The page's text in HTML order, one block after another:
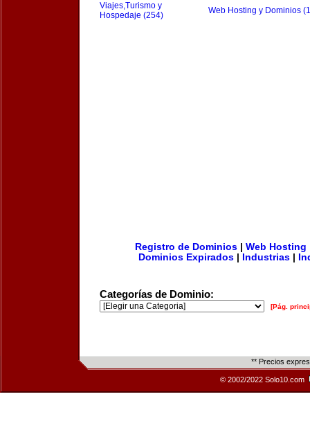
Viajes,Turismo y
Hospedaje (254)
Web Hosting y Dominios
Registro de Dominios| Web Hosting
Dominios Expirados
Industrias
Categorías de Dominio:
[Pág.
** Precios
© 2002/2022 Solo10.com